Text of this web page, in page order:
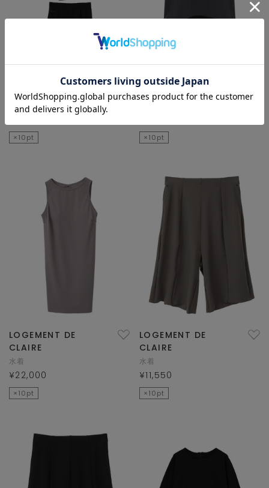
LOGEMENT DE
CLAIRE
水着
×10pt
LOGEMENT DE
CLAIRE
水着
×10pt
LOGEMENT DE
CLAIRE
水着
¥22,000
×10pt
LOGEMENT DE
CLAIRE
水着
¥11,550
×10pt